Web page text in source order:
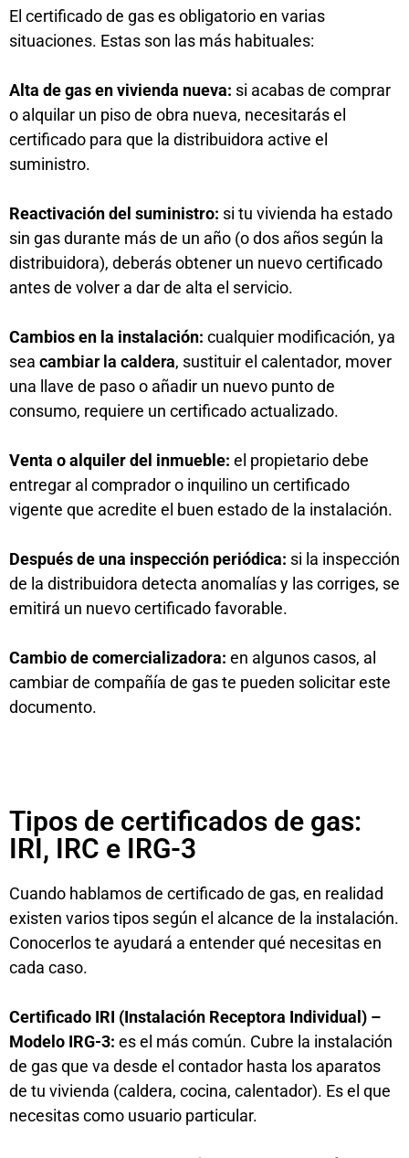
El certificado de gas es obligatorio en varias
situaciones. Estas son las más habituales:
Alta de gas en vivienda nueva: si acabas de comprar
o alquilar un piso de obra nueva, necesitarás el
certificado para que la distribuidora active el
suministro.
Reactivación del suministro: si tu vivienda ha estado
sin gas durante más de un año (o dos años según la
distribuidora), deberás obtener un nuevo certificado
antes de volver a dar de alta el servicio.
Cambios en la instalación: cualquier modificación, ya
sea cambiar la caldera, sustituir el calentador, mover
una llave de paso o añadir un nuevo punto de
consumo, requiere un certificado actualizado.
Venta o alquiler del inmueble: el propietario debe
entregar al comprador o inquilino un certificado
vigente que acredite el buen estado de la instalación.
Después de una inspección periódica: si la inspección
de la distribuidora detecta anomalías y las corriges, se
emitirá un nuevo certificado favorable.
Cambio de comercializadora: en algunos casos, al
cambiar de compañía de gas te pueden solicitar este
documento.
Tipos de certificados de gas:
IRI, IRC e IRG-3
Cuando hablamos de certificado de gas, en realidad
existen varios tipos según el alcance de la instalación.
Conocerlos te ayudará a entender qué necesitas en
cada caso.
Certificado IRI (Instalación Receptora Individual) –
Modelo IRG-3: es el más común. Cubre la instalación
de gas que va desde el contador hasta los aparatos
de tu vivienda (caldera, cocina, calentador). Es el que
necesitas como usuario particular.